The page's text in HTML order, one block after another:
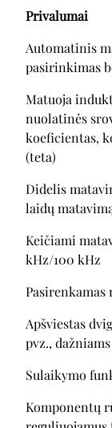
Privalumai
Automatinis
pasirinkimas
Matuoja
nuolatinės
koeficientas,
(teta)
Didelis
laidų
Keičiami
kHz/100 kHz
Pasirenkamas
Apšviestas
pvz.,
Sulaikymo
Komponentų